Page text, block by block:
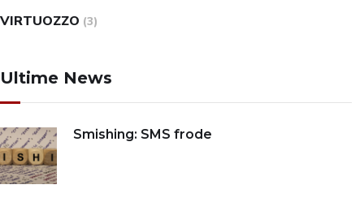
VIRTUOZZO (3)
Ultime News
Smishing: SMS frode